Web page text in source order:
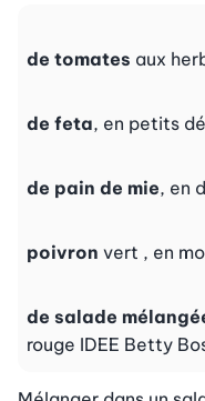
de tomates aux
de feta, en petits
de pain de mie, en
poivron vert , en
de salade
rouge IDEE Betty